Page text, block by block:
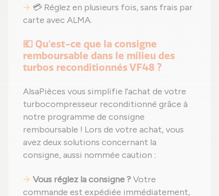
💳 Réglez en plusieurs fois, sans frais par
carte avec ALMA.
💶 Qu'est-ce que la consigne
remboursable dans le milieu des
turbos reconditionnés VF48 ?
AlsaPièces vous simplifie l'achat de votre
turbocompresseur reconditionné grâce à
notre programme de consigne
remboursable ! Lors de votre achat, vous
avez deux solutions concernant la
consigne, aussi nommée caution :
Vous réglez la consigne ?Votre
commande est expédiée immédiatement,